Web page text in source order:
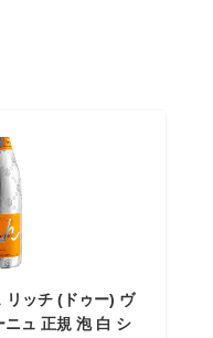
リッチ (ドゥー) ヴ
ニュ 正規 泡 白 シ